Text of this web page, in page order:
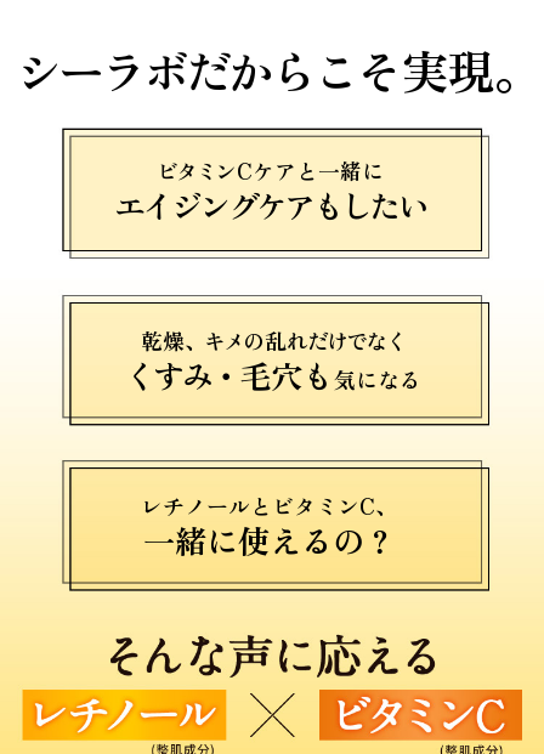
アウトレット商品
定期便
定期便
ブランド情報
ショッピングガイド
0120-371-217
9時〜21時 / 年中無休
シーラボだからこそ実現。
ビタミ ンCケアと一緒に
エイジングケアも したい
乾燥、キメの乱れだけでなく
くすみ・ 毛穴も 気になる
レチノールとビタミンC、
一緒に使えるの？